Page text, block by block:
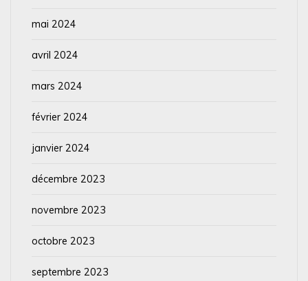
mai 2024
avril 2024
mars 2024
février 2024
janvier 2024
décembre 2023
novembre 2023
octobre 2023
septembre 2023